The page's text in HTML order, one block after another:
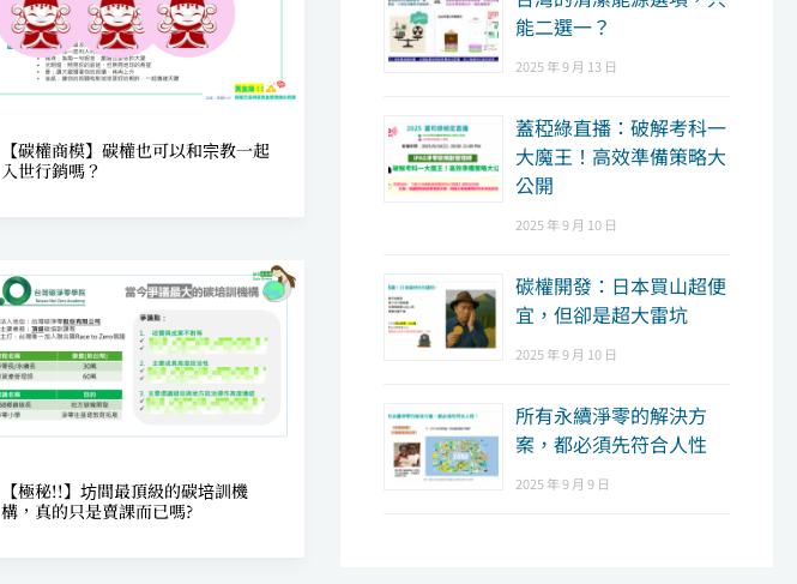
【碳權商模】碳權也可以和宗教一起
入世行銷嗎？
【極秘!!】坊間最頂級的碳培訓機
構，真的只是賣課而已嗎?
能二選一？
2025 年 9 月 13 日
蓋稏綠直播：破解考科一
大魔王！高效準備策略大
公開
2025 年 9 月 10 日
碳權開發：日本買山超便
宜，但卻是超大雷坑
2025 年 9 月 10 日
所有永續淨零的解決方
案，都必須先符合人性
2025 年 9 月 9 日